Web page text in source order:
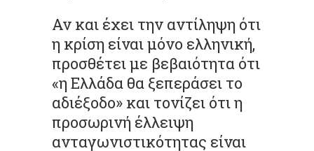
Αν και έχει την αντίληψη ότι
η κρίση είναι μόνο ελληνική,
προσθέτει με βεβαιότητα ότι
«η Ελλάδα θα ξεπεράσει το
αδιέξοδο» και τονίζει ότι η
προσωρινή έλλειψη
ανταγωνιστικότητας είναι